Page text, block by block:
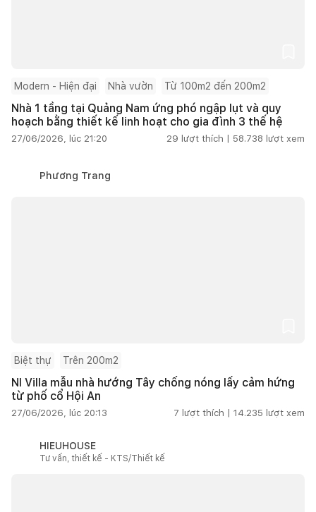
Modern - Hiện đại Nhà vườn Từ 100m2 đến 200m2
Nhà 1 tầng tại Quảng Nam ứng phó ngập lụt và quy
hoạch bằng thiết kế linh hoạt cho gia đình 3 thế hệ
27/06/2026, lúc 21:20 29 lượt thích | 58.738 lượt xem
Phương Trang
Biệt thự Trên 200m2
NI Villa mẫu nhà hướng Tây chống nóng lấy cảm hứng
từ phố cổ Hội An
27/06/2026, lúc 20:13 7 lượt thích | 14.235 lượt xem
HIEUHOUSE
Tư vấn, thiết kế - KTS/Thiết kế